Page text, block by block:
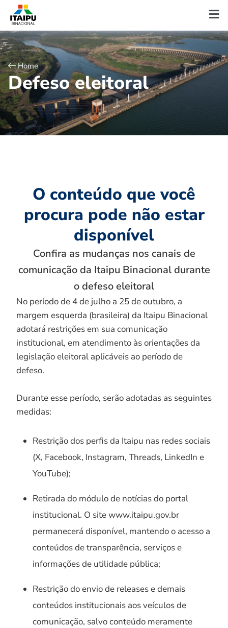
Home
Defeso eleitoral
O conteúdo que você
procura pode não estar
disponível
Confira as mudanças nos canais de
comunicação da Itaipu Binacional durante
o defeso eleitoral
No período de 4 de julho a 25 de outubro, a
margem esquerda (brasileira) da Itaipu Binacional
adotará restrições em sua comunicação
institucional, em atendimento às orientações da
legislação eleitoral aplicáveis ao período de
defeso.
Durante esse período, serão adotadas as seguintes
medidas:
Restrição dos perfis da Itaipu nas redes sociais
(X, Facebook, Instagram, Threads, LinkedIn e
YouTube);
Retirada do módulo de notícias do portal
institucional. O site www.itaipu.gov.br
permanecerá disponível, mantendo o acesso a
conteúdos de transparência, serviços e
informações de utilidade pública;
Restrição do envio de releases e demais
conteúdos institucionais aos veículos de
comunicação, salvo conteúdo meramente